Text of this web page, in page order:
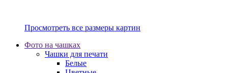
Просмотреть все размеры картин
Фото на чашках
Чашки для печати
Белые